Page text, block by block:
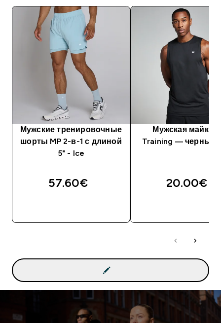
Мужские тренировочные
шорты MP 2-в-1 с длиной
5" - Ice
57.60€‎
Мужская майка
Training — черный
20.00€‎